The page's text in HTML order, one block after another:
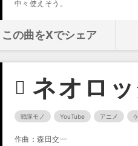
中々使えそう。
この曲をXでシェア
ネオロ
戦隊モノ YouTube アニメ
作曲：森田交一